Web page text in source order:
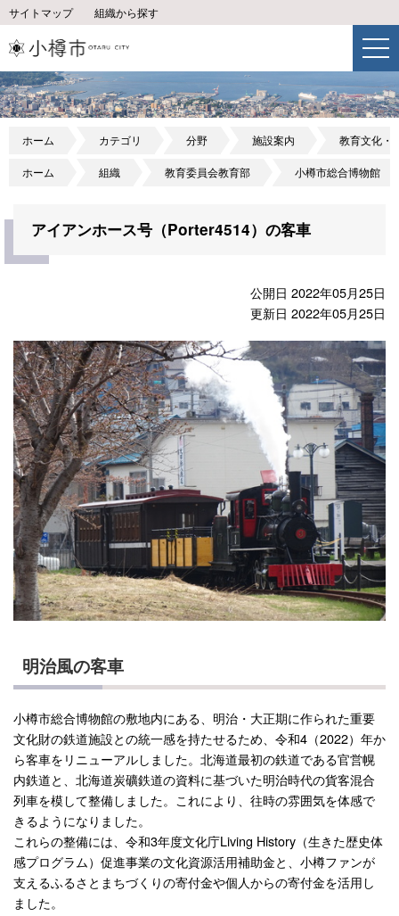
サイトマップ 組織から探す
ホーム カテゴリ 分野 施設案内 教育文化・
ホーム 組織 教育委員会教育部 小樽市総合博物館
アイアンホース号（Porter4514）の客車
公開日 2022年05月25日
更新日 2022年05月25日
明治風の客車
小樽市総合博物館の敷地内にある、明治・大正期に作られた重要
文化財の鉄道施設との統一感を持たせるため、令和4（2022）年か
ら客車をリニューアルしました。北海道最初の鉄道である官営幌
内鉄道と、北海道炭礦鉄道の資料に基づいた明治時代の貨客混合
列車を模して整備しました。これにより、往時の雰囲気を体感で
きるようになりました。
これらの整備には、令和3年度文化庁Living History（生きた歴史体
感プログラム）促進事業の文化資源活用補助金と、小樽ファンが
支えるふるさとまちづくりの寄付金や個人からの寄付金を活用し
ました。